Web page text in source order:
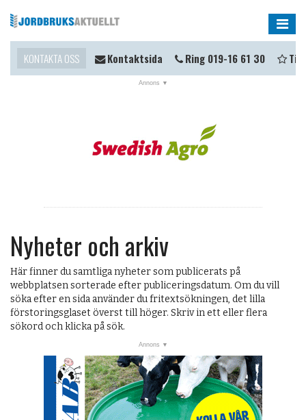
NYHETER
ANNONSERA
PRENUMERERA
OM OSS
KONTAKTA OSS
i kontakt? Kontaktsida Ring 019-16 61 30 Tipsa
Nyheter och arkiv
Här finner du samtliga nyheter som publicerats på
webbplatsen sorterade efter publiceringsdatum. Om du vill
söka efter en sida använder du fritextsökningen, det lilla
förstoringsglaset överst till höger. Skriv in ett eller flera
sökord och klicka på sök.